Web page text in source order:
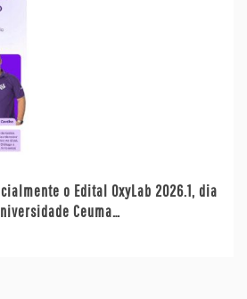
o Edital OxyLab 2026.1, dia
Ceuma…